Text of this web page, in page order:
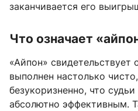
заканчивается его
Что означает
«Айпон»
выполнен настолько
безукоризненно, что
абсолютно эффективным.